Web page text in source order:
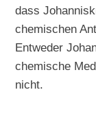
dass
chemischen
Entweder
chemische
nicht.